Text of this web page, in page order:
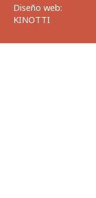
Diseño web:
KINOTTI